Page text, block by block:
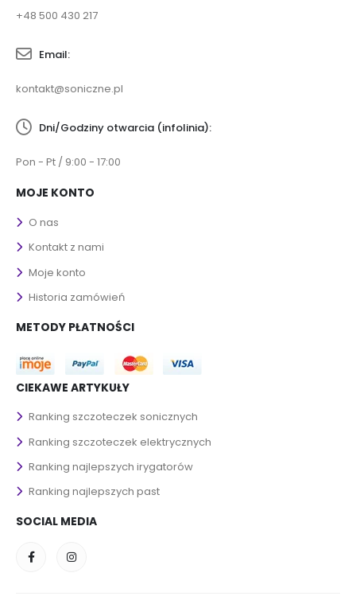
+48 500 430 217
Email:
kontakt@soniczne.pl
Dni/Godziny otwarcia (infolinia):
Pon - Pt / 9:00 - 17:00
MOJE KONTO
O nas
Kontakt z nami
Moje konto
Historia zamówień
METODY PŁATNOŚCI
CIEKAWE ARTYKUŁY
Ranking szczoteczek sonicznych
Ranking szczoteczek elektrycznych
Ranking najlepszych irygatorów
Ranking najlepszych past
SOCIAL MEDIA